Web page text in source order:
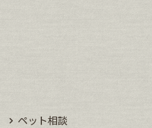
ペット相談